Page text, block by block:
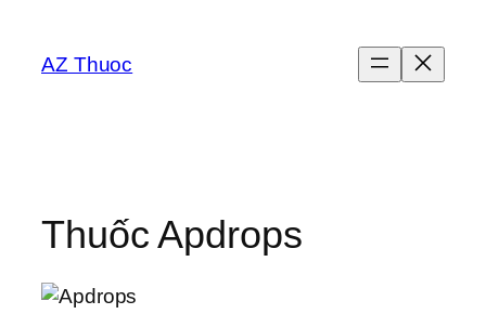
phầnAZ Thuoc
Thuốc Apdrops